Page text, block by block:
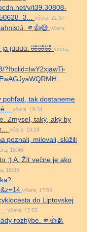
v/t39.30808-
včera, 21:37
🫵👍😅 včera,
ja júúúú. 🤣🤣🤣 včera,
?fbclid=IwY2xjawTi-
pohľad, tak dostaneme
včera, 19:34
Zmysel, taký, aký by
včera, 19:28
poznali, milovali, slúžili
18:46
;) A. Žiť večne je ako
18:05
včera, 17:56
do Liptovskej
včera, 17:55
rozhýbe. 🫵👍🫂